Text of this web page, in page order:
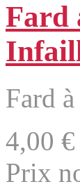
Fard
Fard
4,00 €
Prix